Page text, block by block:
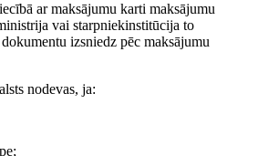
ar maksājumu karti maksājumu
vai starpniekinstitūcija to
izsniedz pēc maksājumu
nodevas, ja: